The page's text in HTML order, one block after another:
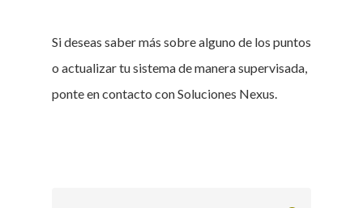
Si deseas saber más sobre alguno de los puntos
o actualizar tu sistema de manera supervisada,
ponte en contacto con Soluciones Nexus.